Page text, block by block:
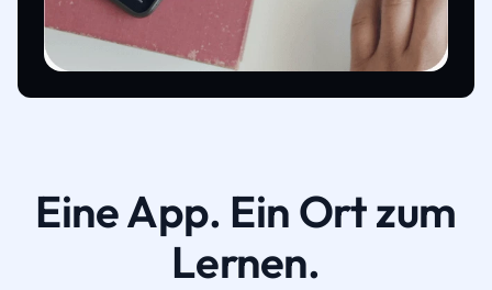
Eine App. Ein Ort zum
Lernen.